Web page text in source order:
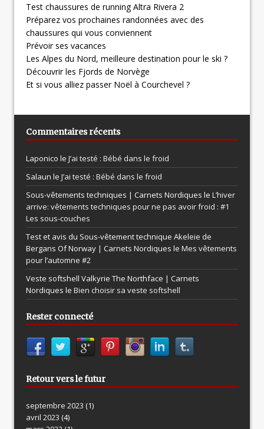
Test chaussures de running Altra Rivera 2
Préparez vos prochaines randonnées avec des
chaussures qui vous conviennent
Prévoir ses vacances
Les Alpes du Nord, meilleure destination pour le ski ?
Découvrir les Fjords de Norvège
Et si vous alliez passer Noël à Courchevel ?
Commentaires récents
Laponico le J’ai testé : Bébé dans le froid
Salaun le J’ai testé : Bébé dans le froid
Sous-vêtements techniques | Carnets Nordiques le L’hiver
arrive: vêtements techniques pour ne pas avoir froid : #1
Les sous-couches
Test et avis du Sous-vêtement technique Akeleie de
Bergans Of Norway | Carnets Nordiques le Mes vêtements
pour l’automne #2
Veste softshell Valkyrie The Northface | Carnets
Nordiques le Bien choisir sa veste softshell
Rester connecté
Retour vers le futur
septembre 2023 (1)
avril 2023 (4)